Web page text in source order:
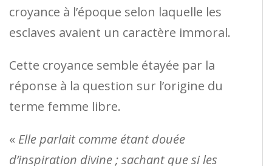
croyance à l’époque selon laquelle les
esclaves avaient un caractère immoral.
Cette croyance semble étayée par la
réponse à la question sur l’origine du
terme femme libre.
« Elle parlait comme étant douée
d’inspiration divine ; sachant que si les